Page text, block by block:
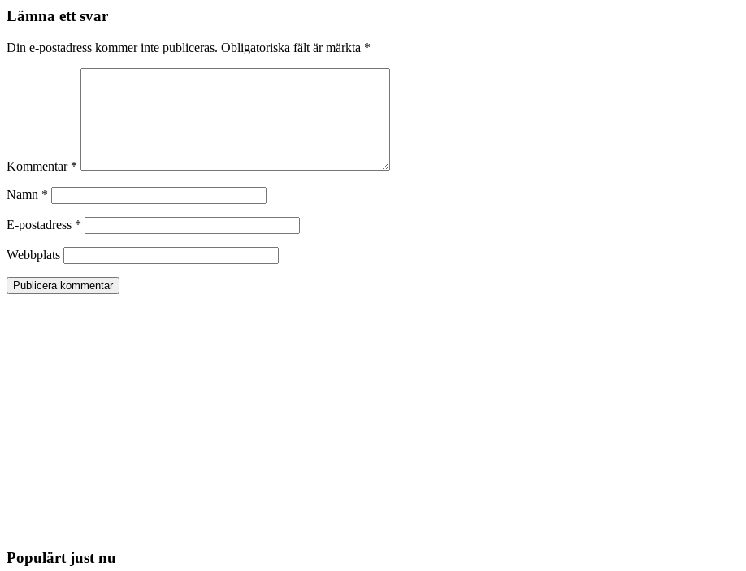
Lämna ett svar
Din e-postadress kommer inte publiceras. Obligatoriska fält är märkta *
Kommentar *
Namn *
E-postadress *
Webbplats
Populärt just nu